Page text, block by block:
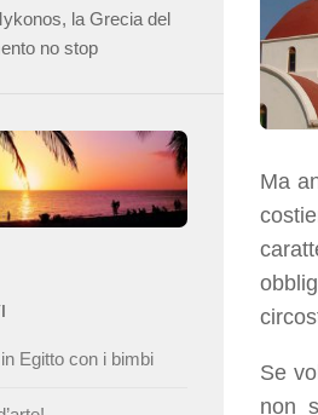
Ma
Se
non
la Grecia del
no stop
Egitto con i bimbi